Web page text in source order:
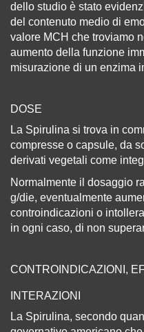
dello studio è stato
del contenuto medio di
valore MCH che troviamo
aumento della funzione
misurazione di un enzima
DOSE
La Spirulina si trova in
compresse o capsule, da
derivati vegetali come
Normalmente il dosaggio
g/die, eventualmente
controindicazioni o
in ogni caso, di non
CONTROINDICAZIONI,
INTERAZIONI
La Spirulina, secondo